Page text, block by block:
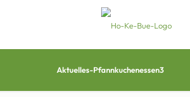
Aktuelles-Pfannkuchenessen3